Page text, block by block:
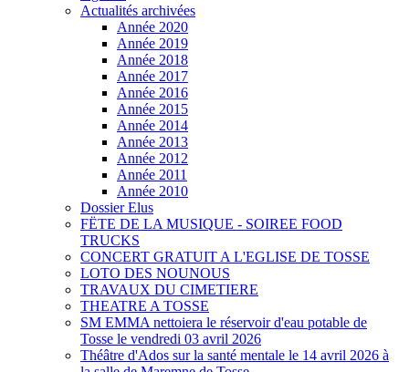
Actualités archivées
Année 2020
Année 2019
Année 2018
Année 2017
Année 2016
Année 2015
Année 2014
Année 2013
Année 2012
Année 2011
Année 2010
Dossier Elus
FËTE DE LA MUSIQUE - SOIREE FOOD
TRUCKS
CONCERT GRATUIT A L'EGLISE DE TOSSE
LOTO DES NOUNOUS
TRAVAUX DU CIMETIERE
THEATRE A TOSSE
SM EMMA nettoiera le réservoir d'eau potable de
Tosse le vendredi 03 avril 2026
Théâtre d'Ados sur la santé mentale le 14 avril 2026 à